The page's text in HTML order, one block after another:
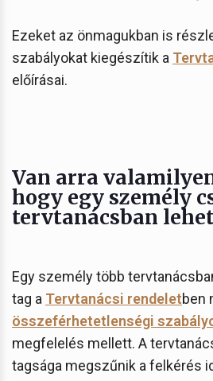
Ezeket az önmagukban is
szabályokat kiegészítik a
előírásai.
Van arra
hogy egy személy
tervtanácsban
Egy személy több
tag a Tervtanácsi rendeletben
összeférhetetlenségi
megfelelés mellett. A
tagsága megszűnik a felkérés